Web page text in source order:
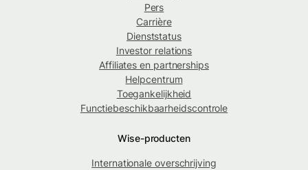
Pers
Carrière
Dienststatus
Investor relations
Affiliates en partnerships
Helpcentrum
Toegankelijkheid
Functiebeschikbaarheidscontrole
Wise-producten
Internationale overschrijving